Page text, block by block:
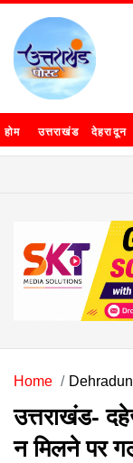
होम उत्तराखंड देहरादून
Home Dehradun
उत्तराखंड-
न मिलने पर